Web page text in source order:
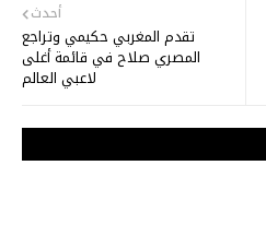
أحدث
تقدم المغربي حكيمي وتراجع
المصري صلاح في قائمة أغلى
لاعبي العالم